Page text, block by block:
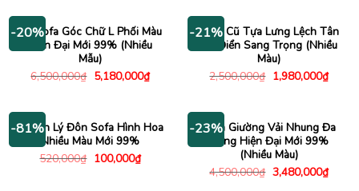
-20%
Bộ Sofa Góc Chữ L Phối Màu
Hiện Đại Mới 99% (Nhiều
Mẫu)
6,500,000₫ Giá
gốc
5,180,000₫Giá
hiện
5,180,000₫.
-21%
Sofa Cũ Tựa Lưng Lệch Tân
Cổ Điển Sang Trọng (Nhiều
Màu)
2,500,000₫ Giá
gốc
1,980,000₫Giá
hiện
-81%
Thanh Lý Đôn Sofa Hình Hoa
Nhiều Màu Mới 99%
520,000₫ Giá
100,000₫Giá
hiện
-23%
Sofa Giường Vải Nhung Đa
Năng Hiện Đại Mới 99%
(Nhiều Màu)
4,500,000₫ Giá
gốc
3,480,000₫Giá
hiện